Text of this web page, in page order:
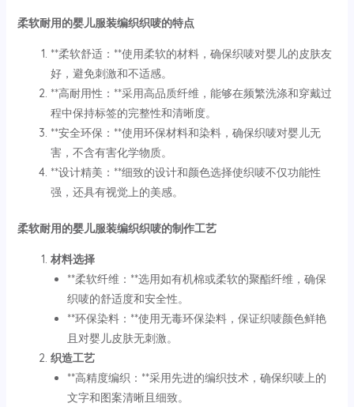
柔软耐用的婴儿服装编织织唛的特点
**柔软舒适：**使用柔软的材料，确保织唛对婴儿的皮肤友
好，避免刺激和不适感。
**高耐用性：**采用高品质纤维，能够在频繁洗涤和穿戴过
程中保持标签的完整性和清晰度。
**安全环保：**使用环保材料和染料，确保织唛对婴儿无
害，不含有害化学物质。
**设计精美：**细致的设计和颜色选择使织唛不仅功能性
强，还具有视觉上的美感。
柔软耐用的婴儿服装编织织唛的制作工艺
材料选择
**柔软纤维：**选用如有机棉或柔软的聚酯纤维，确保
织唛的舒适度和安全性。
**环保染料：**使用无毒环保染料，保证织唛颜色鲜艳
且对婴儿皮肤无刺激。
织造工艺
**高精度编织：**采用先进的编织技术，确保织唛上的
文字和图案清晰且细致。